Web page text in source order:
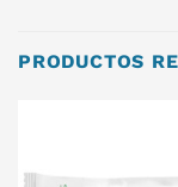
PRODUCTOS